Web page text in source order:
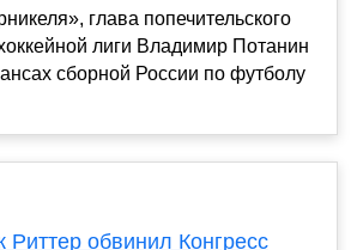
глава попечительского
лиги Владимир Потанин
сборной России по футболу
Риттер обвинил Конгресс